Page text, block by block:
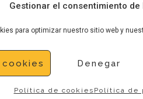
Gestionar el consentimiento
para optimizar nuestro sitio web y
Denegar
Política de cookies Política de